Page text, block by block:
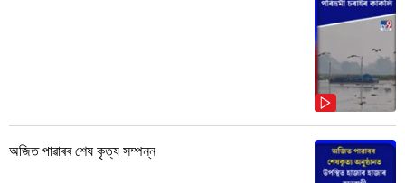
অজিত পাৱাৰৰ শেষ কৃত্য সম্পন্ন